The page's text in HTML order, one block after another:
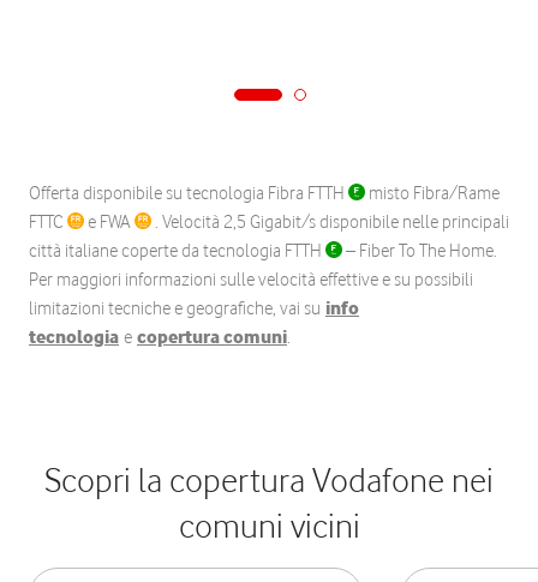
Offerta disponibile su tecnologia Fibra FTTH
misto Fibra/Rame
FTTC
e FWA
. Velocità 2,5 Gigabit/s disponibile nelle principali
città italiane coperte da tecnologia FTTH
– Fiber To The Home.
Per maggiori informazioni sulle velocità effettive e su possibili
limitazioni tecniche e geografiche, vai su info
tecnologia e copertura comuni.
Scopri la copertura Vodafone nei
comuni vicini